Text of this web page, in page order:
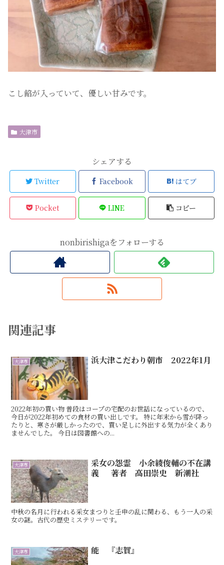
こし餡が入っていて、優しい甘みです。
大津市
シェアする
Twitter Facebook はてブ
Pocket LINE コピー
nonbirishigaをフォローする
関連記事
大津市 浜大津こだわり朝市 2022年1月
2022年初の買い物 普段はコープの宅配のお世話になっているので、
今日が2022年初めての食材の買い出しです。 特に年末から雪が降っ
たりと、寒さが厳しかったので、買い足しに外出する気力が全くあり
ませんでした。 今日は図書館への...
大津市
采女の怨霊 小余綾俊輔の不在講
義 著者 高田崇史 新潮社
中秋の名月に行われる采女まつりと壬申の乱に関わる、もう一人の采
女の謎。古代の歴史ミステリーです。
大津市 能 『志賀』